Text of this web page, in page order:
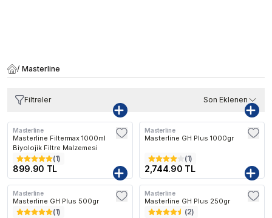
/ Masterline
Filtreler Son Eklenen
Masterline
Masterline Filtermax 1000ml
Biyolojik Filtre Malzemesi
(1)
899.90 TL
Masterline
Masterline GH Plus 1000gr
(1)
2,744.90 TL
Masterline
Masterline GH Plus 500gr
(1)
Masterline
Masterline GH Plus 250gr
(2)